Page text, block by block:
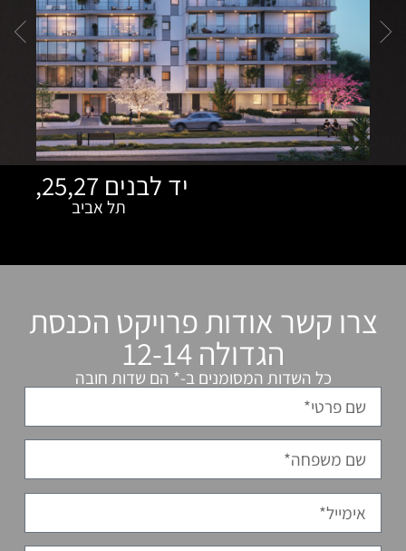
פרויקט הכנסת
ב-* הם שדות חובה